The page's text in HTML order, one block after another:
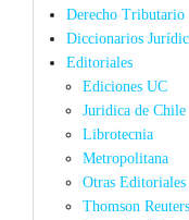
Derecho Tributario
Diccionarios
Editoriales
Ediciones UC
Juridica de Chile
Librotecnia
Metropolitana
Otras Editoriales
Thomson